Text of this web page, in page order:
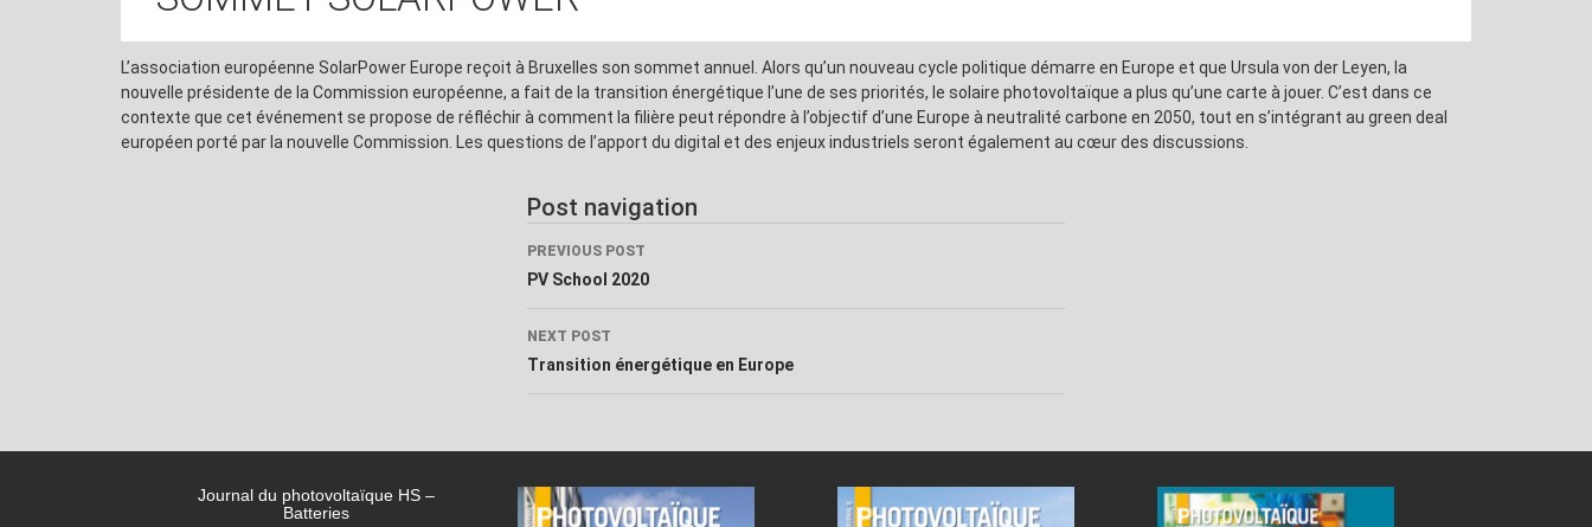
L’association européenne SolarPower Europe reçoit à Bruxelles son sommet annuel. Alors qu’un nouveau cycle politique démarre en Europe et que Ursula von der Leyen, la
nouvelle présidente de la Commission européenne, a fait de la transition énergétique l’une de ses priorités, le solaire photovoltaïque a plus qu’une carte à jouer. C’est dans ce
contexte que cet événement se propose de réfléchir à comment la filière peut répondre à l’objectif d’une Europe à neutralité carbone en 2050, tout en s’intégrant au green deal
européen porté par la nouvelle Commission. Les questions de l’apport du digital et des enjeux industriels seront également au cœur des discussions.
Post navigation
PREVIOUS POST
PV School 2020
NEXT POST
Transition énergétique en Europe
Journal du photovoltaïque HS –
Batteries